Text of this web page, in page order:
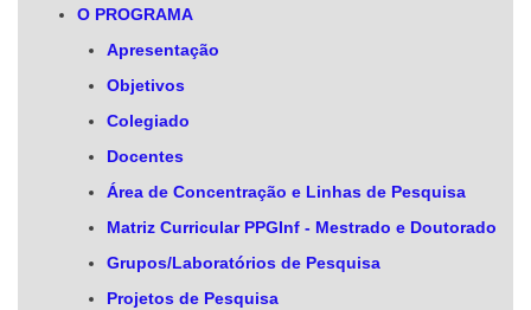
O PROGRAMA
Apresentação
Objetivos
Colegiado
Docentes
Área de Concentração e Linhas de Pesquisa
Matriz Curricular PPGInf - Mestrado e Doutorado
Grupos/Laboratórios de Pesquisa
Projetos de Pesquisa